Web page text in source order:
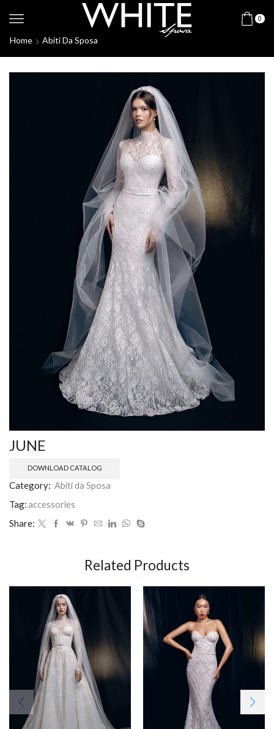
0
Home Abiti Da Sposa
JUNE
DOWNLOAD CATALOG
Category: Abiti da Sposa
Tag:accessories
Share:
Related Products